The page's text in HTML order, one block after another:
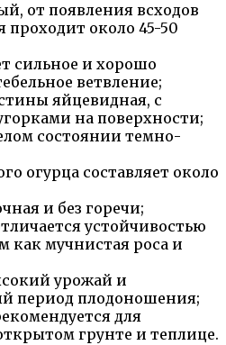
от появления всходов
около 45-50
сильное и хорошо
ветвление;
яйцевидная, с
на поверхности;
состоянии темно-
огурца составляет около
и без горечи;
устойчивостью
как мучнистая роса и
урожай и
период плодоношения;
для
грунте и теплице.